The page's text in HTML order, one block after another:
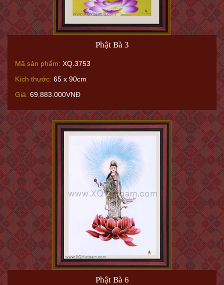
Phật Bà 3
Mã sản phẩm: XQ.3753
Kích thước: 65 x 90cm
Giá: 69.883.000VNĐ
Phật Bà 6